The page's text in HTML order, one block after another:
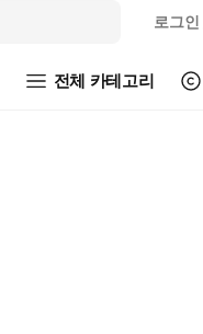
로그인
전체 카테고리